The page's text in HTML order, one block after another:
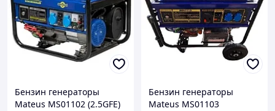
Бензин генераторы
Mateus MS01102 (2.5GFE)
Бензин генераторы
Mateus MS01103